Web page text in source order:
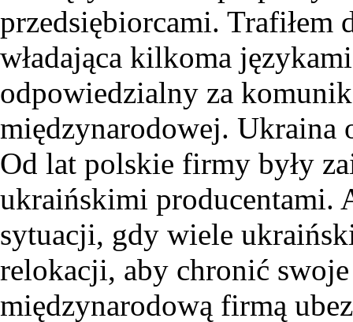
przedsiębiorcami. Trafiłem
władająca kilkoma
odpowiedzialny za
międzynarodowej. Ukraina
Od lat polskie firmy były
ukraińskimi producentami.
sytuacji, gdy wiele
relokacji, aby chronić
międzynarodową firmą